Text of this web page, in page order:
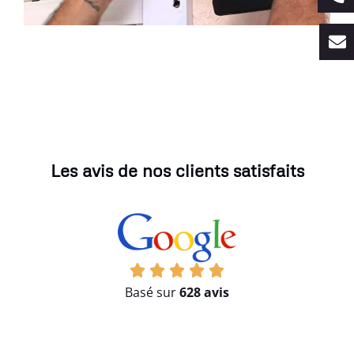
Les avis de nos clients satisfaits
Basé sur628 avis